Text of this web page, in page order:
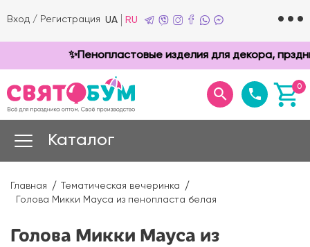
Вход / Регистрация UA RU
✨Пенопластовые изделия для декора,
0
Каталог
Главная
Тематическая вечеринка
Голова Микки Мауса из пенопласта белая
Голова Микки Мауса из